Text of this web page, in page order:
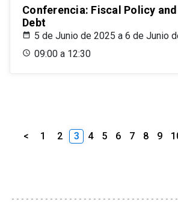
Conferencia: Fiscal Policy
Debt
5 de Junio de 2025 a 6 de Junio
09:00 a 12:30
< 1 2 3 4 5 6 7 8 9